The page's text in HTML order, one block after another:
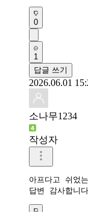
0
1
답글 쓰기
2026.06.01
소나무1234
작성자
아프다고 쉬었
답변 감사합니